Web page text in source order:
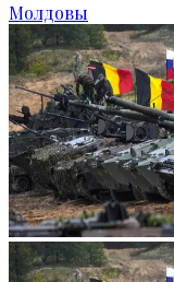
Молдовы